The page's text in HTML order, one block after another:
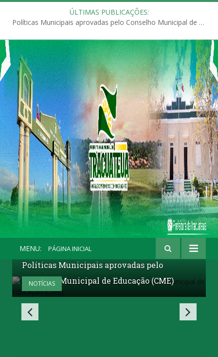
ÚLTIMAS PUBLICAÇÕES:
Políticas Municipais aprovadas pelo Conselho Municipal de Educação (CME)
MENU: PÁGINA INICIAL
NOTÍCIAS
21 DE JULHO DE 2026
Políticas Municipais aprovadas pelo
Conselho Municipal de Educação (CME)